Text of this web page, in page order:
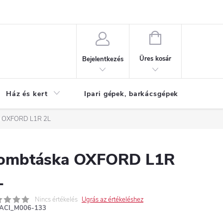
Bejelentkezés
KOSÁR
Üres kosár
Ház és kert Ipari gépek, barkácsgépek
L1R 2L
OXFORD L1R
Nincs értékelés Ugrás az értékeléshez
133